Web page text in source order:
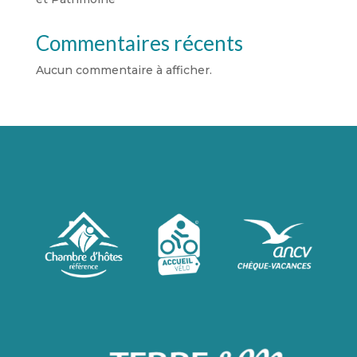
Commentaires récents
Aucun commentaire à afficher.